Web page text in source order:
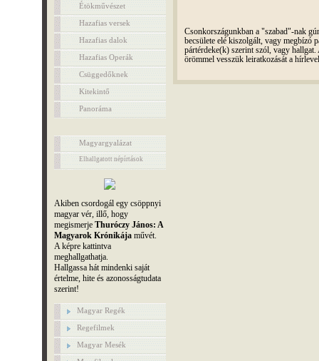
Étökművészet
Hazafias versek
Hazafias dalok
Hazafias Operák
Csüggedőknek
Kitekintő
Panoráma
Magyargyalázat
Elhallgatott népírtások
Akiben csordogál egy csöppnyi
magyar vér, illő, hogy
megismerje Thuróczy János: A
Magyarok Krónikájaművét.
A képre kattintva
meghallgathatja.
Hallgassa hát mindenki saját
értelme, hite és azonosságtudata
szerint!
Magyar Regék
Regefilmek
Magyar Mesék
Csonkországunkban a "szabad"-nak
becsülete elé kiszolgált, vagy megbízó
pártérdeke(k) szerint szól, vagy
örömmel vesszük leiratkozását a